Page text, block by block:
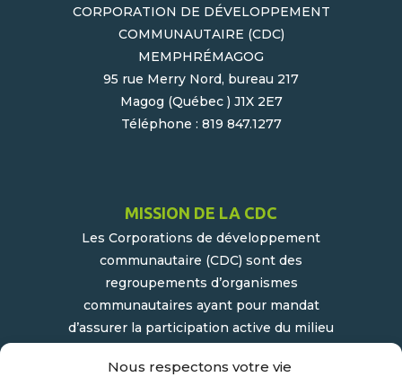
Nous respectons votre vie
CORPORATION DE DÉVELOPPEMENT
COMMUNAUTAIRE (CDC)
MEMPHRÉMAGOG
95 rue Merry Nord, bureau 217
Magog (Québec ) J1X 2E7
Téléphone : 819 847.1277
MISSION DE LA CDC
Les Corporations de développement
communautaire (CDC) sont des
regroupements d’organismes
communautaires ayant pour mandat
d’assurer la participation active du milieu
développement socioéconomique de leur